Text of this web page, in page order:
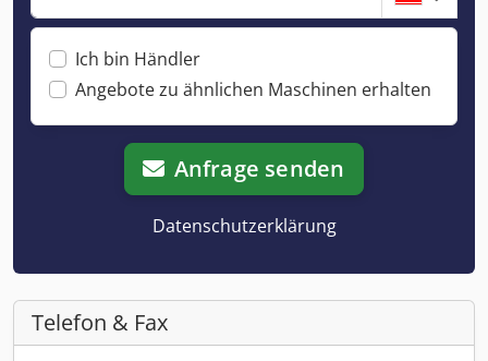
Ich bin Händler
Angebote zu ähnlichen Maschinen erhalten
Anfrage senden
Datenschutzerklärung
Telefon & Fax